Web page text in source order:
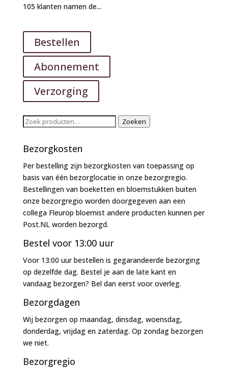
105 klanten namen de...
Bestellen
Abonnement
Verzorging
Zoeken
Zoeken
Bezorgkosten
Per bestelling zijn bezorgkosten van toepassing op
basis van één bezorglocatie in onze bezorgregio.
Bestellingen van boeketten en bloemstukken buiten
onze bezorgregio worden doorgegeven aan een
collega Fleurop bloemist andere producten kunnen per
Post.NL worden bezorgd.
Bestel voor 13:00 uur
Voor 13:00 uur bestellen is gegarandeerde bezorging
op dezelfde dag. Bestel je aan de late kant en
vandaag bezorgen? Bel dan eerst voor overleg.
Bezorgdagen
Wij bezorgen op maandag, dinsdag, woensdag,
donderdag, vrijdag en zaterdag. Op zondag bezorgen
we niet.
Bezorgregio